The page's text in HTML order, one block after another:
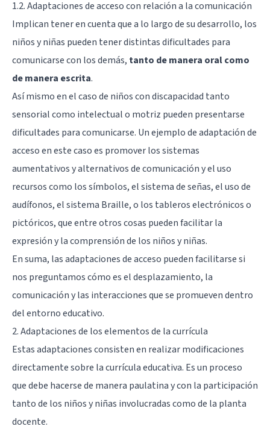
1.2. Adaptaciones de acceso con relación a la comunicación
Implican tener en cuenta que a lo largo de su desarrollo, los
niños y niñas pueden tener distintas dificultades para
comunicarse con los demás, tanto de manera oral como
de manera escrita.
Así mismo en el caso de niños con discapacidad tanto
sensorial como intelectual o motriz pueden presentarse
dificultades para comunicarse. Un ejemplo de adaptación de
acceso en este caso es promover los sistemas
aumentativos y alternativos de comunicación y el uso
recursos como los símbolos, el sistema de señas, el uso de
audífonos, el sistema Braille, o los tableros electrónicos o
pictóricos, que entre otros cosas pueden facilitar la
expresión y la comprensión de los niños y niñas.
En suma, las adaptaciones de acceso pueden facilitarse si
nos preguntamos cómo es el desplazamiento, la
comunicación y las interacciones que se promueven dentro
del entorno educativo.
2. Adaptaciones de los elementos de la currícula
Estas adaptaciones consisten en realizar modificaciones
directamente sobre la currícula educativa. Es un proceso
que debe hacerse de manera paulatina y con la participación
tanto de los niños y niñas involucradas como de la planta
docente.